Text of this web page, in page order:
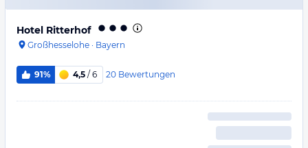
Hotel Ritterhof
Großhesselohe · Bayern
91% 4,5 / 6 20 Bewertungen